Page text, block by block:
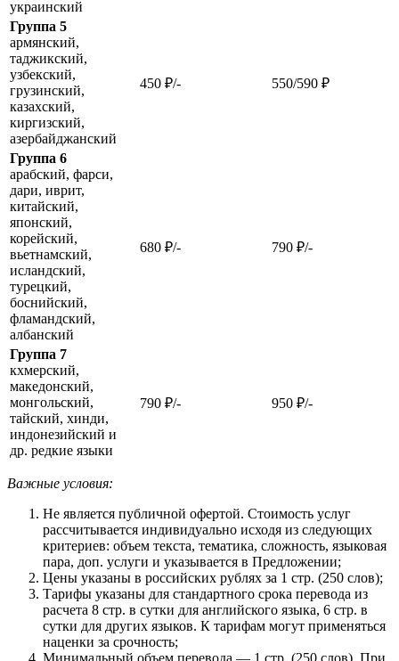
украинский
Группа 5
армянский,
таджикский,
узбекский,
грузинский,
казахский,
киргизский,
азербайджанский
450 ₽/- 550/590 ₽
Группа 6
арабский, фарси,
дари, иврит,
китайский,
японский,
корейский,
вьетнамский,
исландский,
турецкий,
боснийский,
фламандский,
албанский
680 ₽/- 790 ₽/-
Группа 7
кхмерский,
македонский,
монгольский,
тайский, хинди,
индонезийский и
др. редкие языки
790 ₽/- 950 ₽/-
Важные условия:
Не является публичной офертой. Стоимость услуг
рассчитывается индивидуально исходя из следующих
критериев: объем текста, тематика, сложность, языковая
пара, доп. услуги и указывается в Предложении;
Цены указаны в российских рублях за 1 стр. (250 слов);
Тарифы указаны для стандартного срока перевода из
расчета 8 стр. в сутки для английского языка, 6 стр. в
сутки для других языков. К тарифам могут применяться
наценки за срочность;